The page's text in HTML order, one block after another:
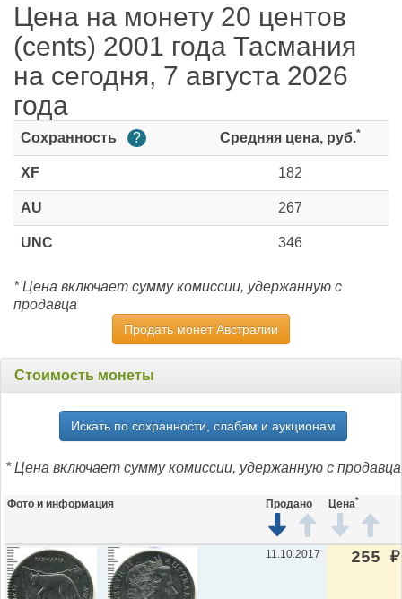
Цена на монету 20 центов
(cents) 2001 года Тасмания
на сегодня, 7 августа 2026
года
Сохранность ? Средняя цена, руб.*
XF 182
AU 267
UNC 346
* Цена включает сумму комиссии, удержанную с
продавца
Продать монет Австралии
Стоимость монеты
Искать по сохранности, слабам и аукционам
* Цена включает сумму комиссии, удержанную с продавца
Фото и информация Продано Цена*
11.10.2017 255 ₽